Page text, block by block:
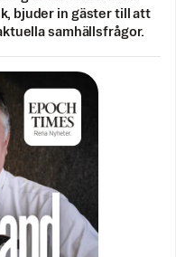
bjuder in gäster till att
samhällsfrågor.